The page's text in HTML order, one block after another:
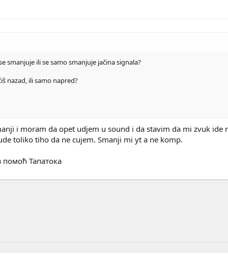
smanjuje ili se samo smanjuje jačina signala?
nazad, ili samo napred?
i moram da opet udjem u sound i da stavim da mi zvuk
toliko tiho da ne cujem. Smanji mi yt a ne komp.
помоћ Тапатока